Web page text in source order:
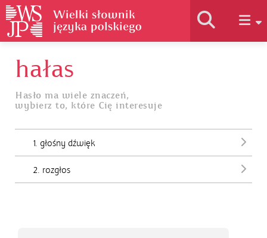
Jak korzystać
Podstawy naukowe
hałas
Hasło ma wiele znaczeń,
wybierz to, które Cię interesuje
1. głośny dźwięk
2. rozgłos